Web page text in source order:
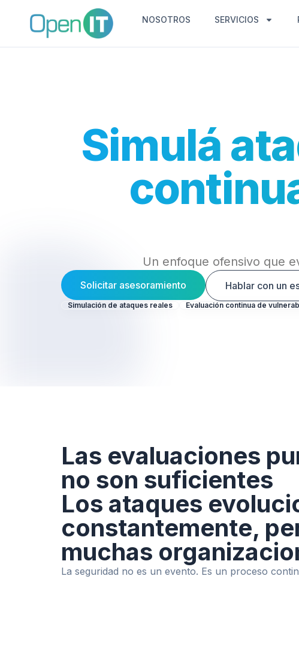
NOSOTROS SERVICIOS
Simulá
Un enfoque ofensivo que
Solicitar asesoramiento Hablar con un
Simulación de ataques reales Evaluación continua de
Las evaluaciones
no son suficientes
Los ataques
constantemente,
muchas
La seguridad no es un evento. Es un proceso